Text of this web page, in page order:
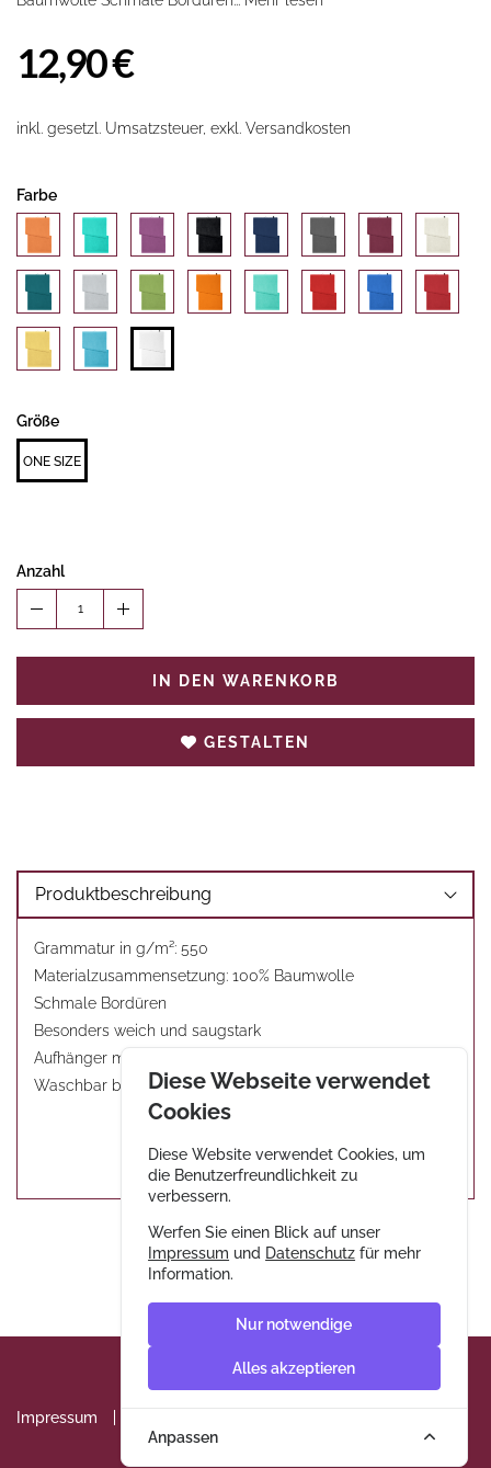
12,90 €
inkl. gesetzl. Umsatzsteuer, exkl. Versandkosten
Farbe
Größe
ONE SIZE
Anzahl
1
IN DEN WARENKORB
GESTALTEN
Produktbeschreibung
Grammatur in g/m²: 550
Materialzusammensetzung: 100% Baumwolle
Schmale Bordüren
Besonders weich und saugstark
Aufhänger mittig an der kurzen Seite
Waschbar bis 60 °C
Impressum
Diese Webseite verwendet
Cookies
Diese Website verwendet Cookies, um
die Benutzerfreundlichkeit zu
verbessern.
Werfen Sie einen Blick auf unser
Impressum und Datenschutz für mehr
Information.
Nur notwendige
Alles akzeptieren
Anpassen